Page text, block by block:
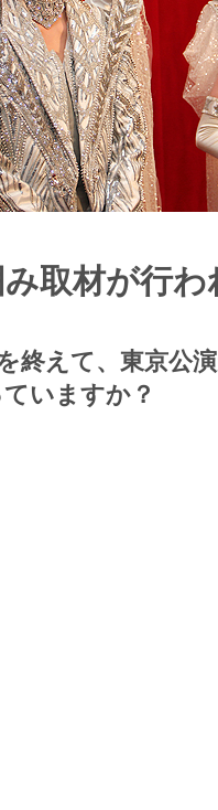
取材が行
えて、東京公
いますか？